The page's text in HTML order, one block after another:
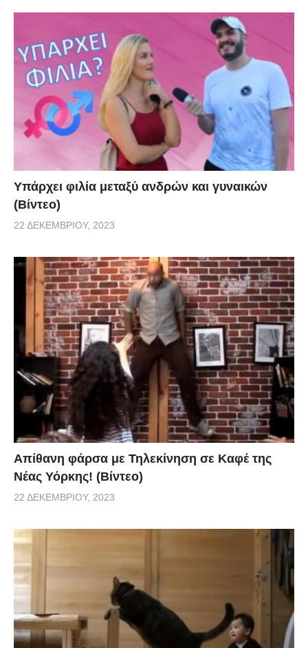
Υπάρχει φιλία μεταξύ ανδρών και γυναικών
(Βίντεο)
22 ΔΕΚΕΜΒΡΊΟΥ, 2023
Απίθανη φάρσα με Τηλεκίνηση σε Καφέ της
Νέας Υόρκης! (Βίντεο)
22 ΔΕΚΕΜΒΡΊΟΥ, 2023